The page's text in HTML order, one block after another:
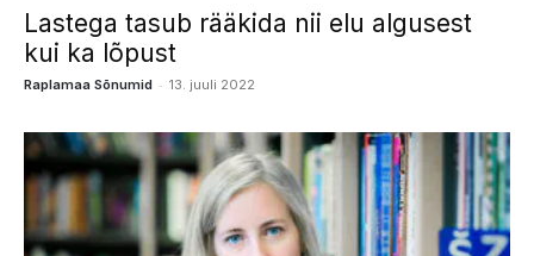
Lastega tasub rääkida nii elu algusest
kui ka lõpust
Raplamaa Sõnumid - 13. juuli 2022